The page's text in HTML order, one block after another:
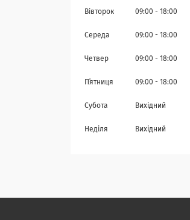
Вівторок 09:00 18:00
Середа 09:00 18:00
Четвер 09:00 18:00
Пʼятниця 09:00 18:00
Субота Вихідний
Неділя Вихідний